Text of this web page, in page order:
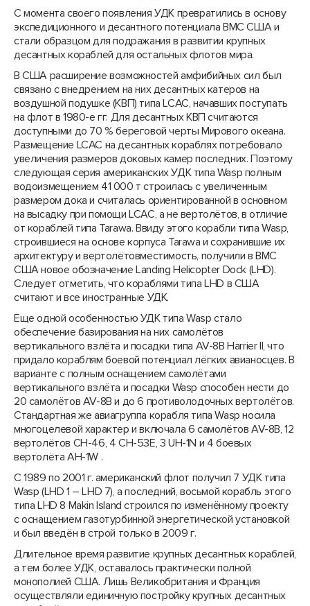
С момента своего появления УДК превратились в основу
экспедиционного и десантного потенциала ВМС США и
стали образцом для подражания в развитии крупных
десантных кораблей для остальных флотов мира.
В США расширение возможностей амфибийных сил был
связано с внедрением на них десантных катеров на
воздушной подушке (КВП) типа LCAC, начавших поступать
на флот в 1980-е гг. Для десантных КВП считаются
доступными до 70 % береговой черты Мирового океана.
Размещение LCAC на десантных кораблях потребовало
увеличения размеров доковых камер последних. Поэтому
следующая серия американских УДК типа Wasp полным
водоизмещением 41 000 т строилась с увеличенным
размером дока и считалась ориентированной в основном
на высадку при помощи LCAC, а не вертолётов, в отличие
от кораблей типа Tarawa. Ввиду этого корабли типа Wasp,
строившиеся на основе корпуса Tarawa и сохранившие их
архитектуру и вертолётовместимость, получили в ВМС
США новое обозначение Landing Helicopter Dock (LHD).
Следует отметить, что кораблями типа LHD в США
считают и все иностранные УДК.
Еще одной особенностью УДК типа Wasp стало
обеспечение базирования на них самолётов
вертикального взлёта и посадки типа AV-8B Harrier II, что
придало кораблям боевой потенциал лёгких авианосцев. В
варианте с полным оснащением самолётами
вертикального взлёта и посадки Wasp способен нести до
20 самолётов AV-8B и до 6 противолодочных вертолётов.
Стандартная же авиагруппа корабля типа Wasp носила
многоцелевой характер и включала 6 самолётов AV-8B, 12
вертолётов СН-46, 4 СН-53Е, 3 UH-1N и 4 боевых
вертолёта AH-1W .
С 1989 по 2001 г. американский флот получил 7 УДК типа
Wasp (LHD 1 – LHD 7), а последний, восьмой корабль этого
типа LHD 8 Makin Island строился по изменённому проекту
с оснащением газотурбинной энергетической установкой
и был введён в строй только в 2009 г.
Длительное время развитие крупных десантных кораблей,
а тем более УДК, оставалось практически полной
монополией США. Лишь Великобритания и Франция
осуществляли единичную постройку крупных десантных